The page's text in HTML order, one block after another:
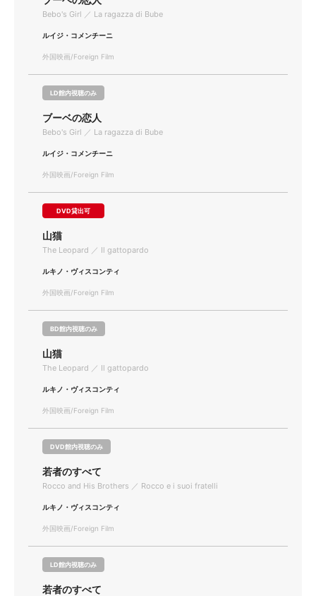
Bebo's Girl ／ La ragazza di Bube
ルイジ・コメンチーニ
外国映画/Foreign Film
LD館内視聴のみ
ブーベの恋人
Bebo's Girl ／ La ragazza di Bube
ルイジ・コメンチーニ
外国映画/Foreign Film
DVD貸出可
山猫
The Leopard ／ Il gattopardo
ルキノ・ヴィスコンティ
外国映画/Foreign Film
BD館内視聴のみ
山猫
The Leopard ／ Il gattopardo
ルキノ・ヴィスコンティ
外国映画/Foreign Film
DVD館内視聴のみ
若者のすべて
Rocco and His Brothers ／ Rocco e i suoi fratelli
ルキノ・ヴィスコンティ
外国映画/Foreign Film
LD館内視聴のみ
若者のすべて